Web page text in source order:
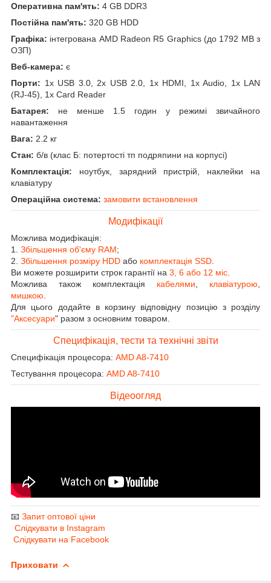
Оперативна пам'ять: 4 GB DDR3
Постійна пам'ять: 320 GB HDD
Графіка: інтегрована AMD Radeon R5 Graphics (до 1792 MB з
ОЗП)
Веб-камера: є
Порти: 1x USB 3.0, 2x USB 2.0, 1x HDMI, 1x Audio, 1x LAN
(RJ-45), 1x Card Reader
Батарея: не менше 1.5 годин у режимі звичайного
навантаження
Вага: 2.2 кг
Стан: б/в (клас Б: потертості тп подряпини на корпусі)
Комплектація: ноутбук, зарядний пристрій, наклейки на
клавіатуру
Операційна система: замовити встановлення
Модифікації
Можлива модифікація:
1. Збільшення об'єму RAM;
2. Збільшення розміру HDD або комплектація SSD
Ви можете розширити строк гарантії на 3, 6 або 12 міс
Можлива також комплектація кабелями клавіатурою
мишкою
Для цього додайте в корзину відповідну позицію з розділу
"Аксесуари" разом з основним товаром.
Специфікація, тести та технічні звіти
Специфікація процесора: AMD A8-7410
Тестування процесора: AMD A8-7410
Відеоогляд
📧 Запит оптової ціни
Слідкувати в Instagram
Слідкувати на Facebook
Приховати